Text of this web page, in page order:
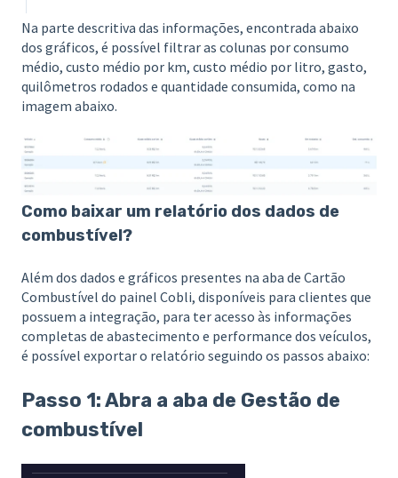
Na parte descritiva das informações, encontrada abaixo
dos gráficos, é possível filtrar as colunas por consumo
médio, custo médio por km, custo médio por litro, gasto,
quilômetros rodados e quantidade consumida, como na
imagem abaixo.
Como baixar um relatório dos dados de
combustível?
Além dos dados e gráficos presentes na aba de Cartão
Combustível do painel Cobli, disponíveis para clientes que
possuem a integração, para ter acesso às informações
completas de abastecimento e performance dos veículos,
é possível exportar o relatório seguindo os passos abaixo:
Passo 1: Abra a aba de Gestão de
combustível